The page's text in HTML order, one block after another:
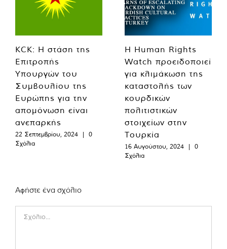
KCK: Η στάση της
Επιτροπής
Υπουργών του
Συμβουλίου της
Ευρώπης για την
απομόνωση είναι
ανεπαρκής
22 Σεπτεμβρίου, 2024 |
0
Σχόλια
Η Human Rights
Watch προειδοποιεί
για κλιμάκωση της
καταστολής των
κουρδικών
πολιτιστικών
στοιχείων στην
Τουρκία
16 Αυγούστου, 2024 |
0
Σχόλια
Αφήστε ένα σχόλιο